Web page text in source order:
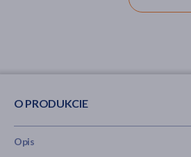
O PRODUKCIE
Opis